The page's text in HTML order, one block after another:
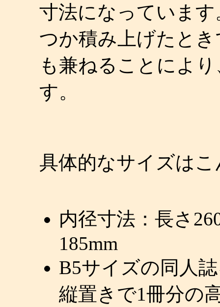
寸法になっていま
つか積み上げたと
も兼ねることによ
す。
具体的なサイズは
内径寸法：長さ
185mm
B5サイズの同人
縦置きで1冊分の